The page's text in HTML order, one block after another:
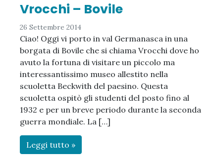
Vrocchi – Bovile
26 Settembre 2014
Ciao! Oggi vi porto in val Germanasca in una
borgata di Bovile che si chiama Vrocchi dove ho
avuto la fortuna di visitare un piccolo ma
interessantissimo museo allestito nella
scuoletta Beckwith del paesino. Questa
scuoletta ospitò gli studenti del posto fino al
1932 e per un breve periodo durante la seconda
guerra mondiale. La […]
Leggi tutto »